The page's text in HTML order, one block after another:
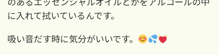
に入れて拭いているんです。
吸い音だす時に気分がいいです。